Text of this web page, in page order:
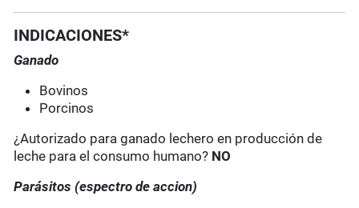
INDICACIONES*
Ganado
Bovinos
Porcinos
¿Autorizado para ganado lechero en producción de
leche para el consumo humano? NO
Parásitos (espectro de accion)